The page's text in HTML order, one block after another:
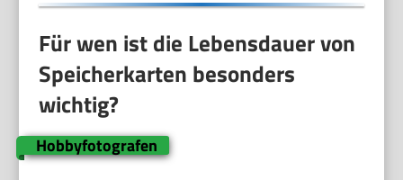
Für wen ist die Lebensdauer von
Speicherkarten besonders
wichtig?
Hobbyfotografen